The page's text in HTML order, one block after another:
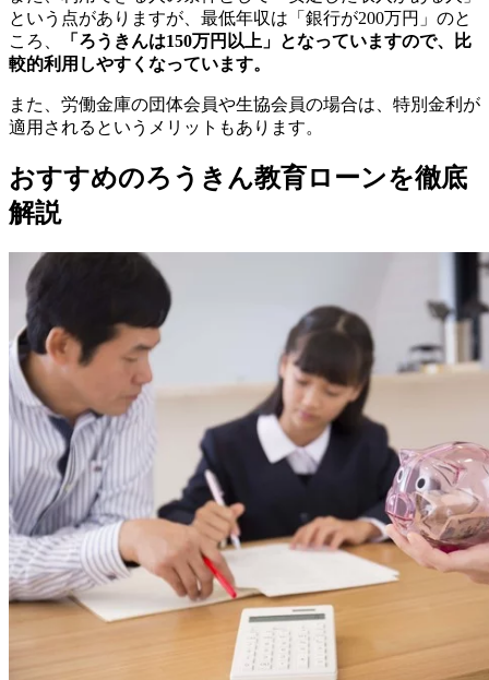
という点がありますが、最低年収は「銀行が200万円」のと
ころ、
「ろうきんは150万円以上」となっていますので、比
較的利用しやすくなっています。
また、労働金庫の団体会員や生協会員の場合は、特別金利が
適用されるというメリットもあります。
おすすめのろうきん教育ローンを徹底
解説